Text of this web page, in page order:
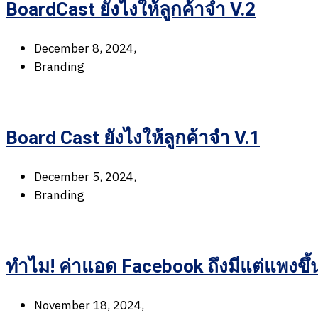
BoardCast ยังไงให้ลูกค้าจำ V.2
December 8, 2024,
Branding
Board Cast ยังไงให้ลูกค้าจำ V.1
December 5, 2024,
Branding
ทำไม! ค่าแอด Facebook ถึงมีแต่แพง
November 18, 2024,